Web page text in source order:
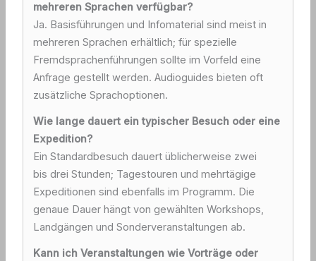
mehreren Sprachen verfügbar?
Ja. Basisführungen und Infomaterial sind meist in
mehreren Sprachen erhältlich; für spezielle
Fremdsprachenführungen sollte im Vorfeld eine
Anfrage gestellt werden. Audioguides bieten oft
zusätzliche Sprachoptionen.
Wie lange dauert ein typischer Besuch oder eine
Expedition?
Ein Standardbesuch dauert üblicherweise zwei
bis drei Stunden; Tagestouren und mehrtägige
Expeditionen sind ebenfalls im Programm. Die
genaue Dauer hängt von gewählten Workshops,
Landgängen und Sonderveranstaltungen ab.
Kann ich Veranstaltungen wie Vorträge oder